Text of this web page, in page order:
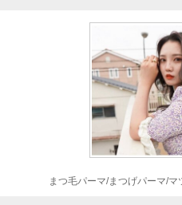
まつ毛パーマ/まつげパーマ/